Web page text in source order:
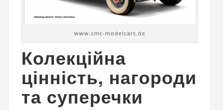
www.cmc-modelcars.de
Колекційна
цінність, нагороди
та суперечки